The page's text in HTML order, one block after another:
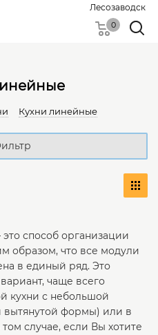
Лесозаводск
0
Кухни линейные
способ организации
образом, что все модули
в единый ряд. Это
чаще всего
кухни с небольшой
формы) или в
случае, если Вы хотите